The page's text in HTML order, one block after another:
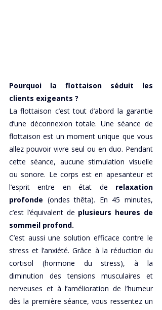
Pourquoi la flottaison séduit les
clients exigeants ?
La flottaison c’est tout d’abord la garantie
d’une déconnexion totale. Une séance de
flottaison est un moment unique que vous
allez pouvoir vivre seul ou en duo. Pendant
cette séance, aucune stimulation visuelle
ou sonore. Le corps est en apesanteur et
l’esprit entre en état de relaxation
profonde (ondes thêta). En 45 minutes,
c’est l’équivalent de plusieurs heures de
sommeil profond.
C’est aussi une solution efficace contre le
stress et l’anxiété. Grâce à la réduction du
cortisol (hormone du stress), à la
diminution des tensions musculaires et
nerveuses et à l’amélioration de l’humeur
dès la première séance, vous ressentez un